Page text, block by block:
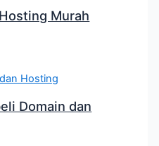
Murah
Domain dan